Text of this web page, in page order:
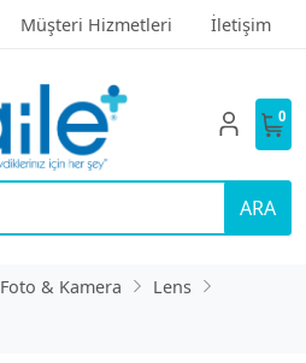
Müşteri Hizmetleri İletişim
ARA
0
Foto & Kamera
Lens